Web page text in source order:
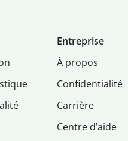
Entreprise
À propos
Confidentialité
Carrière
Centre d’aide